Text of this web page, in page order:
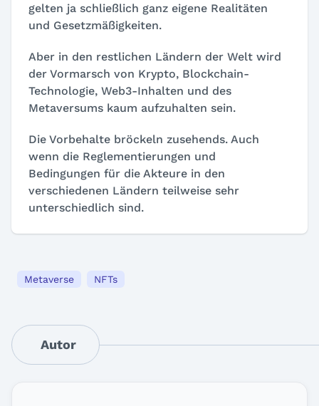
gelten ja schließlich ganz eigene Realitäten
und Gesetzmäßigkeiten.
Aber in den restlichen Ländern der Welt wird
der Vormarsch von Krypto, Blockchain-
Technologie, Web3-Inhalten und des
Metaversums kaum aufzuhalten sein.
Die Vorbehalte bröckeln zusehends. Auch
wenn die Reglementierungen und
Bedingungen für die Akteure in den
verschiedenen Ländern teilweise sehr
unterschiedlich sind.
Metaverse NFTs
Autor